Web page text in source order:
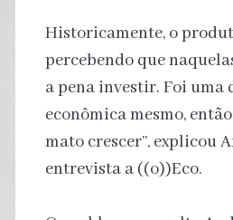
Historicamente, o
percebendo que
a pena investir. Foi uma
econômica mesmo,
mato crescer”, explicou
entrevista a ((o))Eco.